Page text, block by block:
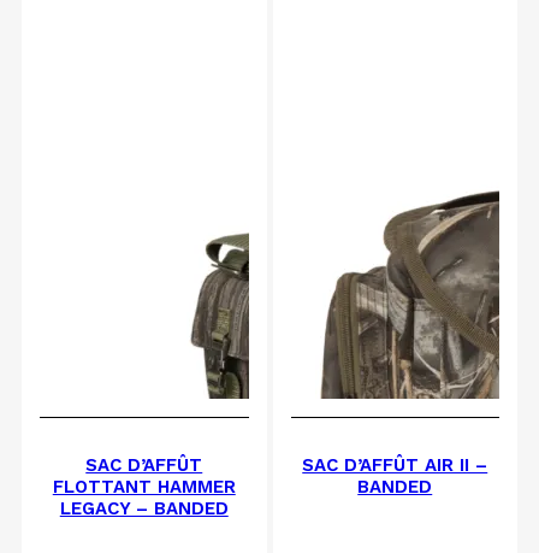
SAC D’AFFÛT
FLOTTANT HAMMER
LEGACY – BANDED
SAC D’AFFÛT AIR II –
BANDED